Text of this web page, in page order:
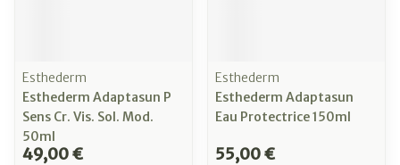
Esthederm
Esthederm Adaptasun P
Sens Cr. Vis. Sol. Mod.
50ml
49,00 €
Esthederm
Esthederm Adaptasun
Eau Protectrice 150ml
55,00 €